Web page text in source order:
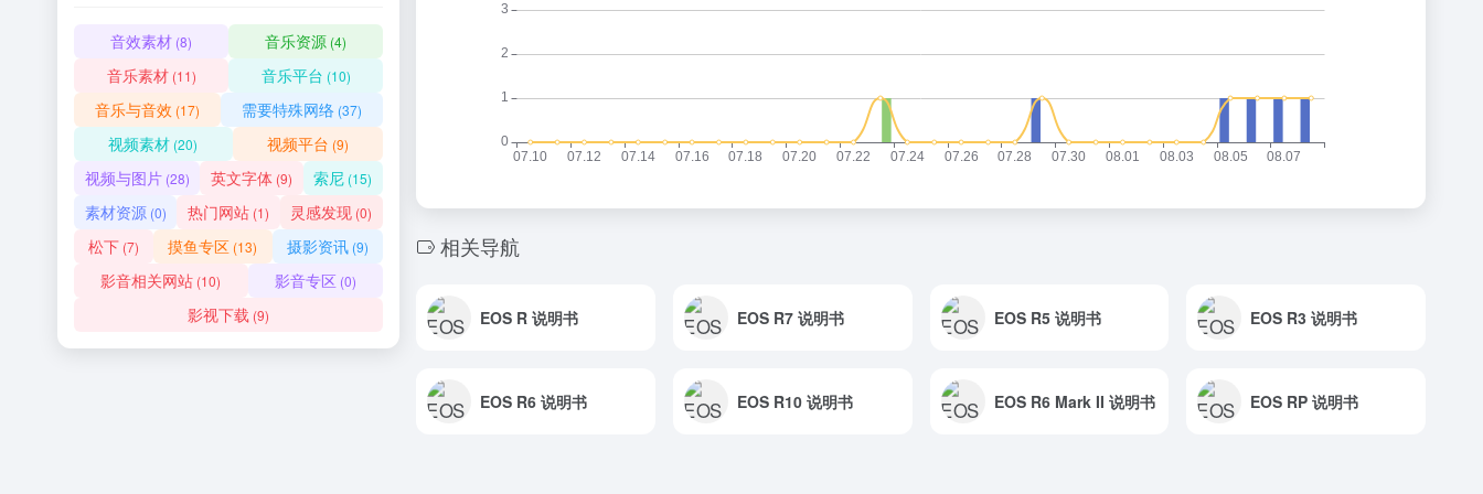
相关导航
EOS R 说明书 EOS R7 说明书 EOS R5 说明书 EOS R3 说明书
EOS R6 说明书 EOS R10 说明书 EOS R6 Mark II 说明书 EOS RP 说明书
音效素材 (8) 音乐资源 (4)
音乐素材(11) 音乐平台 (10)
音乐与音效 (17) 需要特殊网络 (37)
视频素材 (20) 视频平台 (9)
视频与图片(28) 英文字体(9) 索尼 (15)
素材资源(0) 热门网站(1) 灵感发现 (0)
松下 (7) 摸鱼专区 (13) 摄影资讯(9)
影音相关网站 (10) 影音专区 (0)
影视下载 (9)